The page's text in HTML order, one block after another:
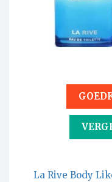
La Rive Body